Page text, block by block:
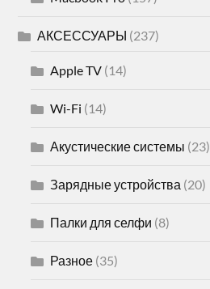
АКСЕССУАРЫ (237)
Apple TV (14)
Wi-Fi (14)
Акустические системы (23)
Зарядные устройства (20)
Палки для селфи (8)
Разное (35)